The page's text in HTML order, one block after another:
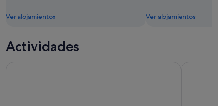
Ver alojamientos Ver alojamientos
Actividades